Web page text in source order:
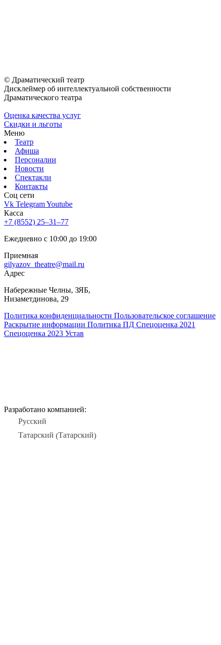
© Драматический театр
Дисклеймер об интеллектуальной собственности
Драматического театра
Оценка качества услуг
Скидки и льготы
Меню
Театр
Афиша
Персоналии
Новости
Спектакли
Контакты
Соц cети
Vk TelegramYoutube
Касса
+7 (8552) 25‒31‒77
Ежедневно с 10:00 до 19:00
Приемная
gilyazov_theatre@mail.ru
Адрес
​Набережные Челны, ЗЯБ,
Низаметдинова, 29
Политика конфиденциальности Пользовательское соглашение
Раскрытие информации Политика ПД Спецоценка 2021
Спецоценка 2023 Устав
Разработано компанией:
Русский
Татарский (Татарский)